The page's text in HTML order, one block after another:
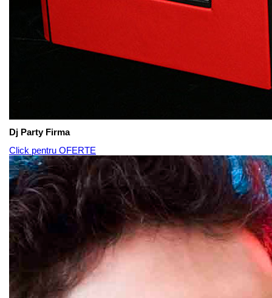
Dj Party Firma
Click pentru OFERTE